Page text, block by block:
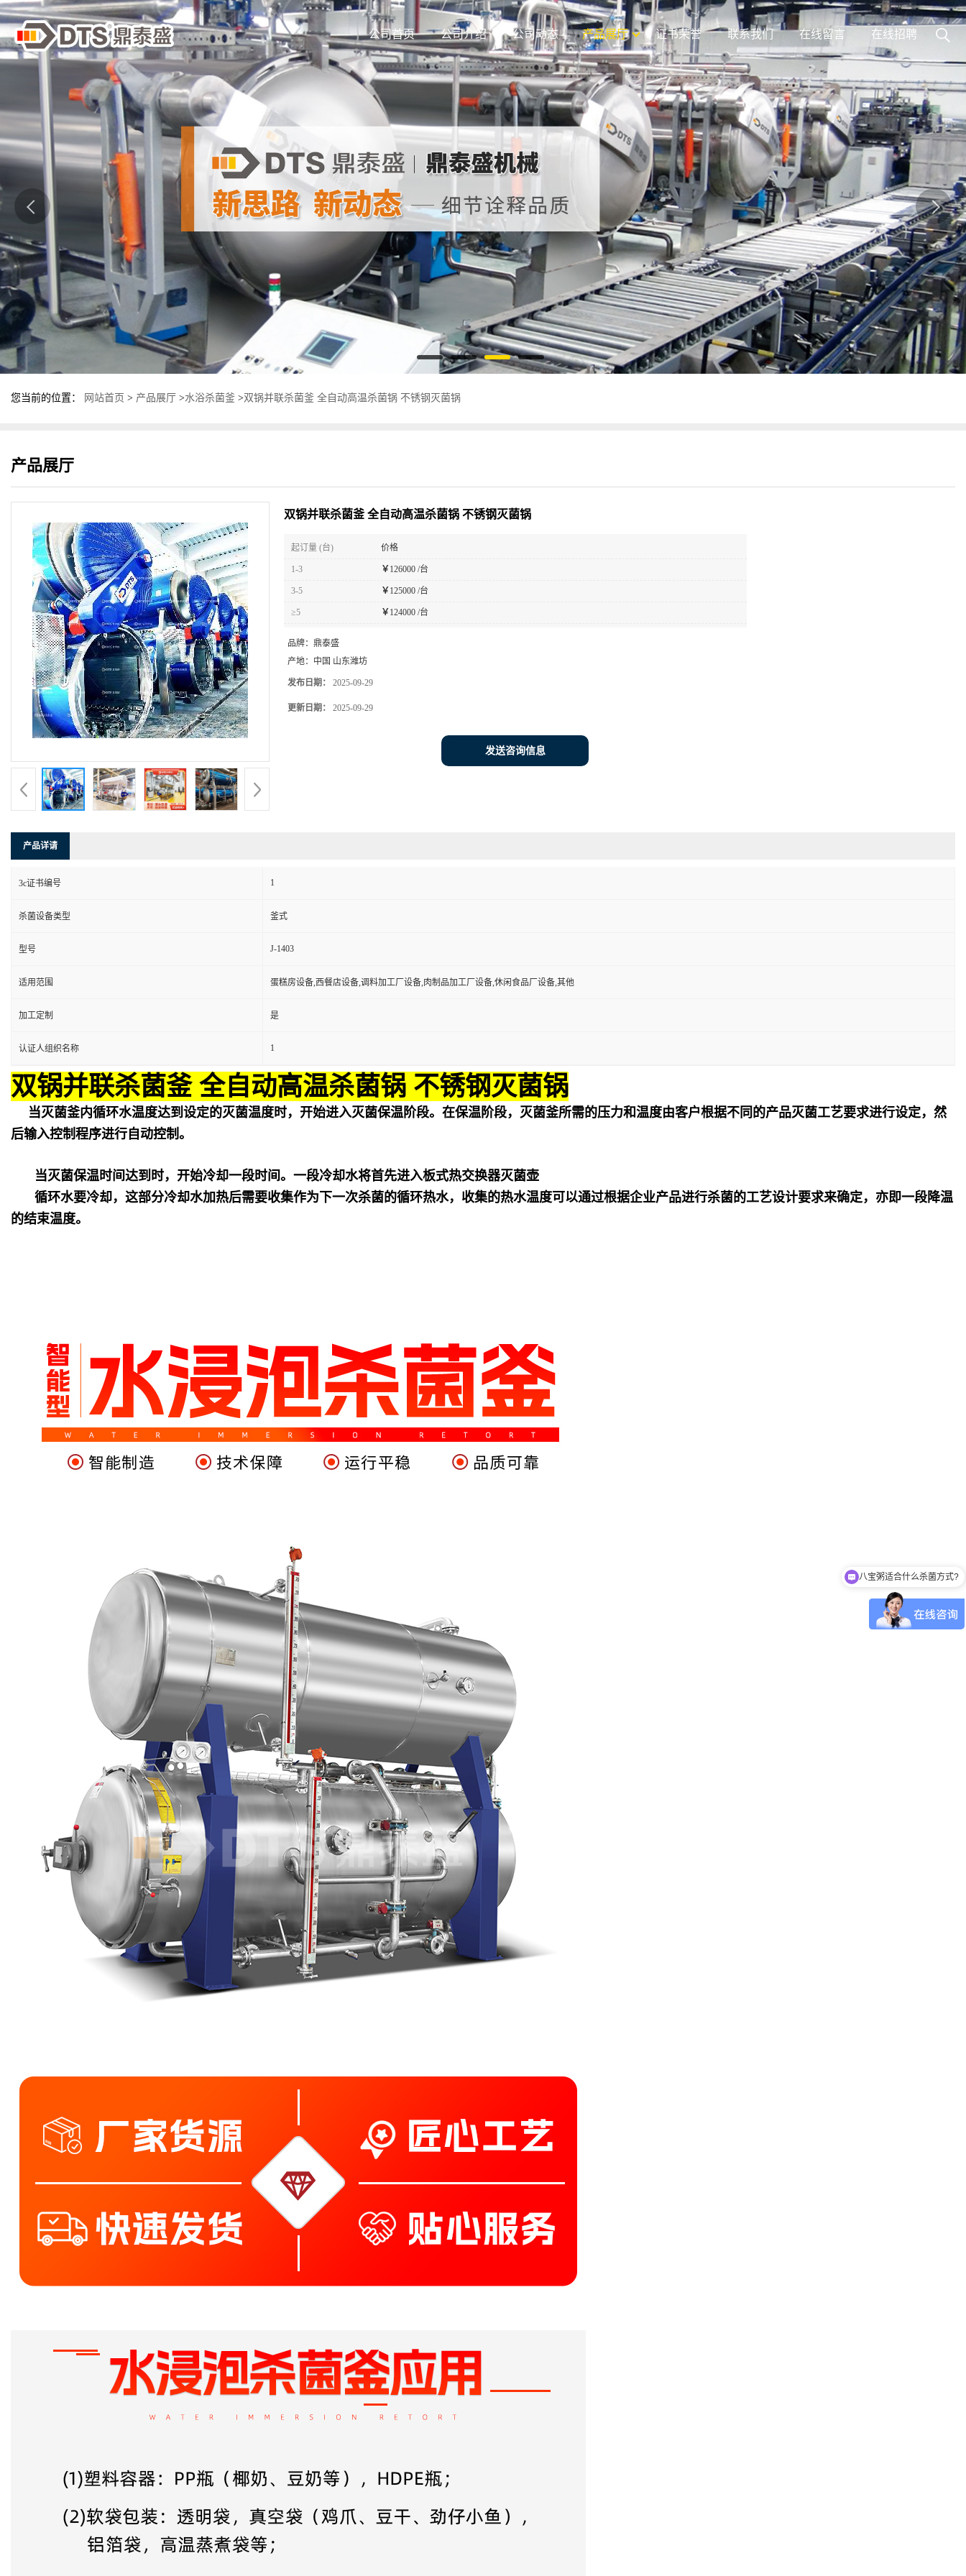
公司首页 公司介绍 公司动态 产品展厅 证书荣誉 联系我们 在线留言 在线招聘
您当前的位置： 网站首页 > 产品展厅 >水浴杀菌釜 >双锅并联杀菌釜 全自动高温杀菌锅 不锈钢灭菌锅
产品展厅
双锅并联杀菌釜 全自动高温杀菌锅 不锈钢灭菌锅
起订量 (台) 价格
1-3 ￥ 126000 /台
3-5 ￥ 125000 /台
≥5 ￥ 124000 /台
品牌： 鼎泰盛
产地： 中国 山东潍坊
发布日期： 2025-09-29
更新日期： 2025-09-29
发送咨询信息
产品详请
3c证书编号 1
杀菌设备类型 釜式
型号 J-1403
适用范围 蛋糕房设备,西餐店设备,调料加工厂设备,肉制品加工厂设备,休闲食品厂设备,其他
加工定制 是
认证人组织名称 1
双锅并联杀菌釜 全自动高温杀菌锅 不锈钢灭菌锅
当灭菌釜内循环水温度达到设定的灭菌温度时，开始进入灭菌保温阶段。在保温阶段，灭菌釜所需的压力和温度由客户根据不同的产品灭菌工艺要求进行设定，然
后输入控制程序进行自动控制。
当灭菌保温时间达到时，开始冷却一段时间。一段冷却水将首先进入板式热交换器灭菌壶
循环水要冷却，这部分冷却水加热后需要收集作为下一次杀菌的循环热水，收集的热水温度可以通过根据企业产品进行杀菌的工艺设计要求来确定，亦即一段降温
的结束温度。
肉制品适合什么杀菌方式?